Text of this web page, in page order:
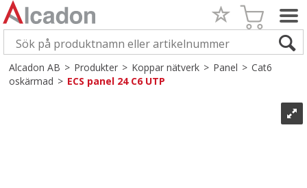
Alcadon AB>Produkter>Koppar nätverk>Panel>Cat6
oskärmad>ECS panel 24 C6 UTP